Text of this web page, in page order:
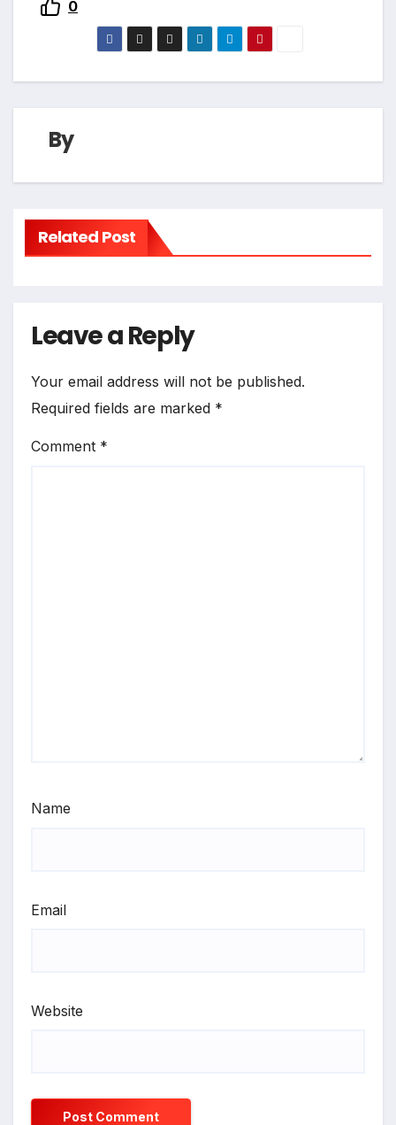
0
By
Related Post
Leave a Reply
Your email address will not be published.
Required fields are marked *
Comment *
Name
Email
Website